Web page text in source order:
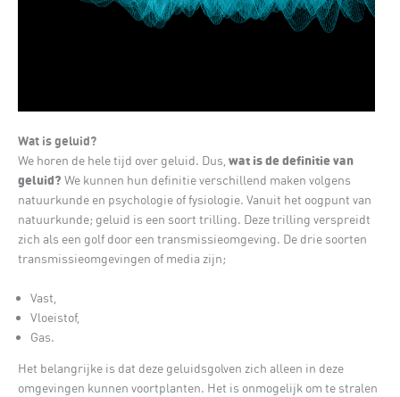
Wat is geluid?
We horen de hele tijd over geluid. Dus, wat is de definitie van
geluid? We kunnen hun definitie verschillend maken volgens
natuurkunde en psychologie of fysiologie. Vanuit het oogpunt van
natuurkunde; geluid is een soort trilling. Deze trilling verspreidt
zich als een golf door een transmissieomgeving. De drie soorten
transmissieomgevingen of media zijn;
Vast,
Vloeistof,
Gas.
Het belangrijke is dat deze geluidsgolven zich alleen in deze
omgevingen kunnen voortplanten. Het is onmogelijk om te stralen